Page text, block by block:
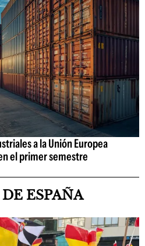
a la Unión Europea
el primer semestre
ESPAÑA